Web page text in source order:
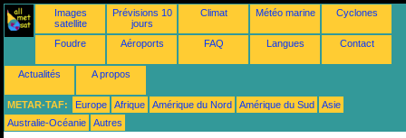
Images
satellite
Prévisions 10
jours
Climat Météo marine Cyclones
Foudre Aéroports FAQ Langues Contact
Actualités A propos
METAR-TAF: Europe Afrique Amérique du Nord Amérique du Sud
Asie
Australie-Océanie
Autres